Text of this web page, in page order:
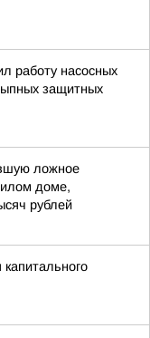
работу насосных
защитных
ложное
доме,
рублей